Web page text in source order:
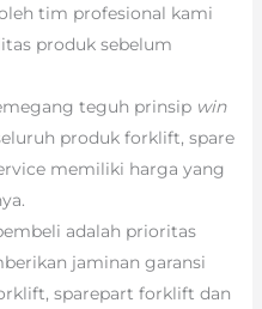
tim profesional kami
produk sebelum
teguh prinsip win
produk forklift, spare
memiliki harga yang
adalah prioritas
jaminan garansi
sparepart forklift dan